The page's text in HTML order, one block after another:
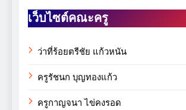
เว็บไซต์คณะครู
ว่าที่ร้อยตรีชัย แก้วหนัน
ครูรัชนก บุญทองแก้ว
ครูกาญจนา ไข่คงรอด